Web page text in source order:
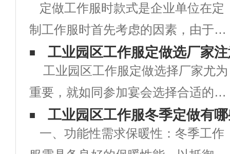
定做工作服时款式是企业单位在定
制工作服时首先考虑的因素，由于工
作服定做时工作服款式的好坏直接关
系到企业的形象，同时也对员工的衣
着心情有着直接影响。款式新颖，出
众的工作服，即能提升企业的品牌形
象，也可大
工业园区工作服定做选厂家
工业园区工作服定做选择厂家尤为
重要，就如同参加宴会选择合适的晚
礼服一样，厂家选择好了定做出来的
工作服才能够体现出企业良好的形
工业园区工作服冬季定做有
一、功能性需求保暖性：冬季工作